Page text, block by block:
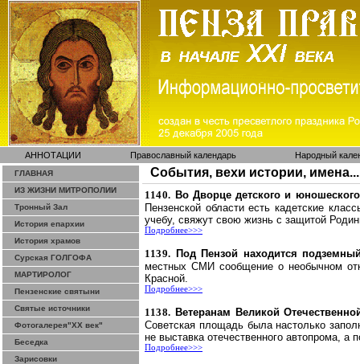
АННОТАЦИИ Православный календарь Народный
ГЛАВНАЯ
ИЗ ЖИЗНИ МИТРОПОЛИИ
Тронный Зал
История епархии
История храмов
Сурская ГОЛГОФА
МАРТИРОЛОГ
Пензенские святыни
Святые источники
Фотогалерея"ХХ век"
Беседка
Зарисовки
События, вехи истории, имена...
1140. Во Дворце детского и
Пензенской области есть кадетские
учебу, свяжут свою жизнь с защитой
Подробнее>>>
1139. Под Пензой находится
местных СМИ сообщение о необычном
Красной.
Подробнее>>>
1138. Ветеранам Великой
Советская площадь была настолько
не выставка отечественного автопрома, а
Подробнее>>>